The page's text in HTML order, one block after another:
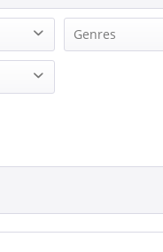
Genres